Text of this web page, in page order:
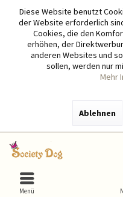
Diese Website benutzt
der Website erforderlich
Cookies, die den
erhöhen, der
anderen Websites und
sollen, werden nur
Mehr
Ablehnen
Menü